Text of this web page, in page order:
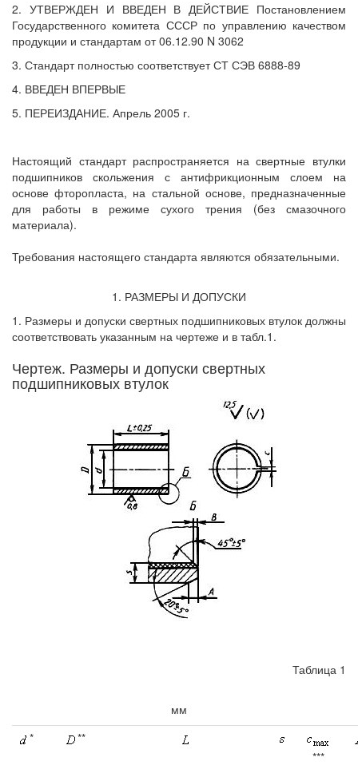
2. УТВЕРЖДЕН И ВВЕДЕН В ДЕЙСТВИЕ Постановлением
Государственного комитета СССР по управлению качеством
продукции и стандартам от 06.12.90 N 3062
3. Стандарт полностью соответствует СТ СЭВ 6888-89
4. ВВЕДЕН ВПЕРВЫЕ
5. ПЕРЕИЗДАНИЕ. Апрель 2005 г.
Настоящий стандарт распространяется на свертные втулки
подшипников скольжения с антифрикционным слоем на
основе фторопласта, на стальной основе, предназначенные
для работы в режиме сухого трения (без смазочного
материала).
Требования настоящего стандарта являются обязательными.
1. РАЗМЕРЫ И ДОПУСКИ
1. Размеры и допуски свертных подшипниковых втулок должны
соответствовать указанным на чертеже и в табл.1.
Чертеж. Размеры и допуски свертных
подшипниковых втулок
Таблица 1
мм
*
**
***